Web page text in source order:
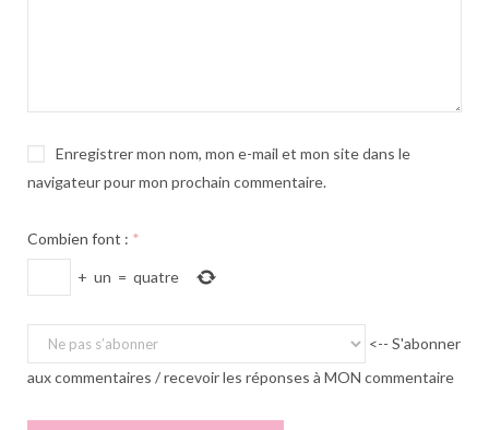
Enregistrer mon nom, mon e-mail et mon site dans le
navigateur pour mon prochain commentaire.
Combien font : *
+ un = quatre
<-- S'abonner
aux commentaires / recevoir les réponses à MON commentaire